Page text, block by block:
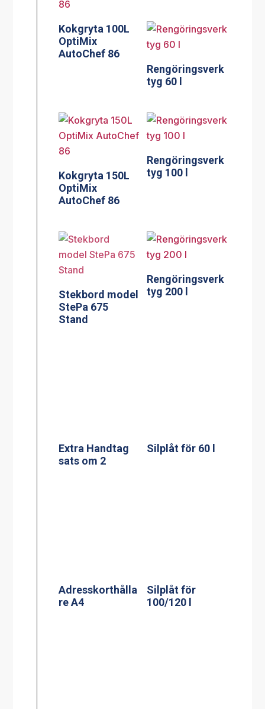
Kokgryta 100L
OptiMix
AutoChef 86
Rengöringsverk
tyg 60 l
Kokgryta 150L
OptiMix
AutoChef 86
Rengöringsverk
tyg 100 l
Stekbord model
StePa 675
Stand
Rengöringsverk
tyg 200 l
re A5